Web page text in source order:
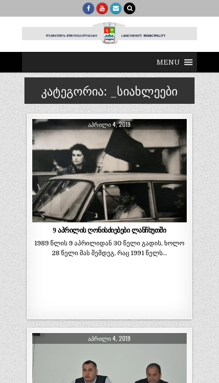
MENU
კატეგორია: _სიახლეები
ᲐᲞᲠᲘᲚᲘ 4, 2019
9 აპრილის ღონისძიებები ლანჩხუთში
1989 წლის 9 აპრილიდან 30 წელი გადის, ხოლო
28 წელი მას შემდეგ, რაც 1991 წელს…
ᲐᲞᲠᲘᲚᲘ 4, 2019